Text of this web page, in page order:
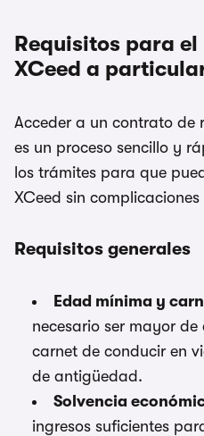
Requisitos para
XCeed a
Acceder a un contrato
es un proceso sencillo y
los trámites para que
XCeed sin
Requisitos generales
Edad mínima y
necesario ser mayor
carnet de conducir en
de antigüedad.
Solvencia
ingresos suficientes